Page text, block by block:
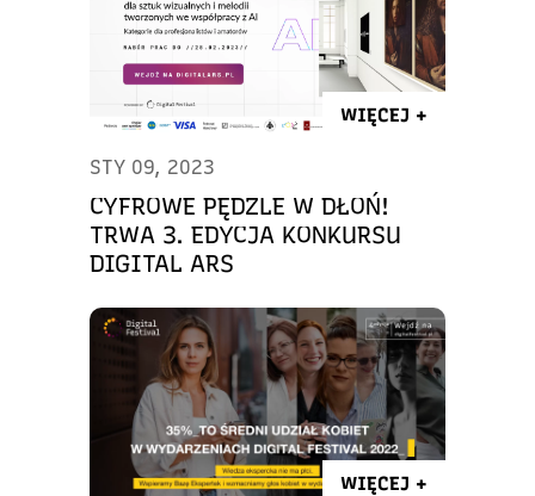
WIĘCEJ +
STY 09, 2023
CYFROWE PĘDZLE W DŁOŃ!
TRWA 3. EDYCJA KONKURSU
DIGITAL ARS
WIĘCEJ +